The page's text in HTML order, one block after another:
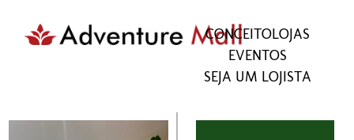
CONCEITOLOJAS
EVENTOS
SEJA UM LOJISTA